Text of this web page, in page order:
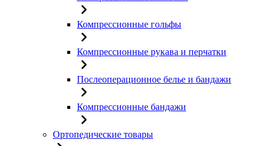
Компрессионные гольфы
Компрессионные рукава и перчатки
Послеоперационное белье и бандажи
Компрессионные бандажи
Ортопедические товары